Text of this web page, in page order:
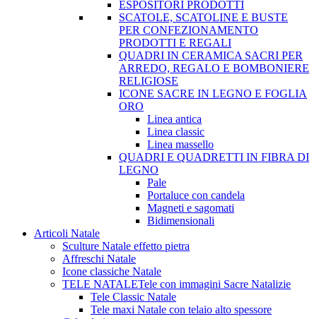
ESPOSITORI PRODOTTI
SCATOLE, SCATOLINE E BUSTE
PER CONFEZIONAMENTO
PRODOTTI E REGALI
QUADRI IN CERAMICA SACRI PER
ARREDO, REGALO E BOMBONIERE
RELIGIOSE
ICONE SACRE IN LEGNO E FOGLIA
ORO
Linea antica
Linea classic
Linea massello
QUADRI E QUADRETTI IN FIBRA DI
LEGNO
Pale
Portaluce con candela
Magneti e sagomati
Bidimensionali
Articoli Natale
Sculture Natale effetto pietra
Affreschi Natale
Icone classiche Natale
TELE NATALETele con immagini Sacre Natalizie
Tele Classic Natale
Tele maxi Natale con telaio alto spessore